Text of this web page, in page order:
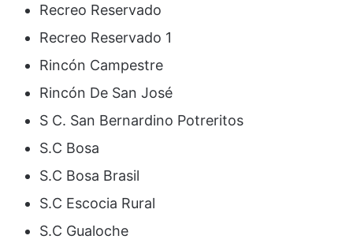
Recreo Reservado
Recreo Reservado 1
Rincón Campestre
Rincón De San José
S C. San Bernardino Potreritos
S.C Bosa
S.C Bosa Brasil
S.C Escocia Rural
S.C Gualoche